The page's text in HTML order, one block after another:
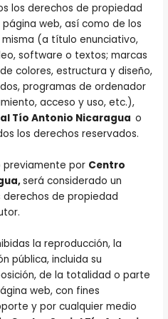
los derechos de propiedad
web, así como de los
(a título enunciativo,
software o textos; marcas
colores, estructura y diseño,
programas de ordenador
acceso y uso, etc.),
Tío Antonio Nicaraguao
los derechos reservados.
previamente por Centro
será considerado un
de propiedad
la reproducción, la
pública, incluida su
de la totalidad o parte
web, con fines
y por cualquier medio